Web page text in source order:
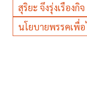
สุริยะ จึงรุ่งเรืองกิจ
นโยบายพรรคเพื่